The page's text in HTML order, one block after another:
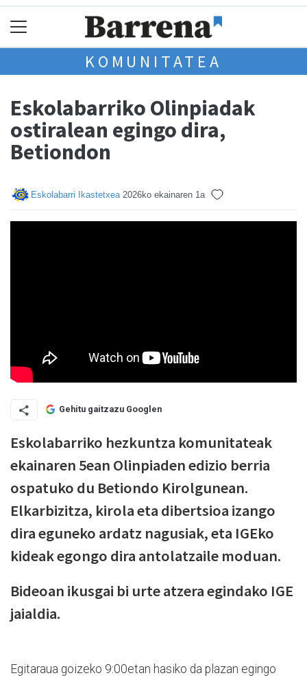
KOMUNITATEA
Eskolabarriko Olinpiadak
ostiralean egingo dira,
Betiondon
Eskolabarri Ikastetxea 2026ko ekainaren 1a
Gehitu gaitzazu Googlen
Eskolabarriko hezkuntza komunitateak
ekainaren 5ean Olinpiaden edizio berria
ospatuko du Betiondo Kirolgunean.
Elkarbizitza, kirola eta dibertsioa izango
dira eguneko ardatz nagusiak, eta IGEko
kideak egongo dira antolatzaile moduan.
Bideoan ikusgai bi urte atzera egindako IGE
jaialdia.
Egitaraua goizeko 9:00etan hasiko da plazan egingo